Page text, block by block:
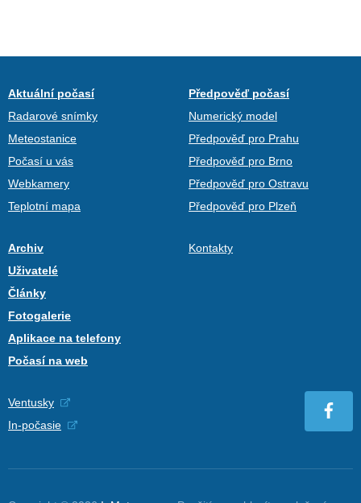
Aktuální počasí
Radarové snímky
Meteostanice
Počasí u vás
Webkamery
Teplotní mapa
Předpověď počasí
Numerický model
Předpověď pro Prahu
Předpověď pro Brno
Předpověď pro Ostravu
Předpověď pro Plzeň
Archiv
Uživatelé
Články
Fotogalerie
Aplikace na telefony
Počasí na web
Kontakty
Ventusky
In-počasie